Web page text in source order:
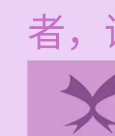
者